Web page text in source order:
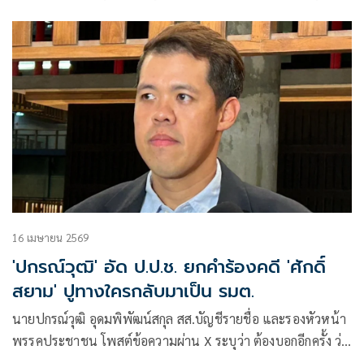
16 เมษายน 2569
'ปกรณ์วุฒิ' อัด ป.ป.ช. ยกคำร้องคดี 'ศักดิ์
สยาม' ปูทางใครกลับมาเป็น รมต.
นายปกรณ์วุฒิ อุดมพิพัฒน์สกุล สส.บัญชีรายชื่อ และรองหัวหน้า
พรรคประชาชน โพสต์ข้อความผ่าน X ระบุว่า ต้องบอกอีกครั้ง ว่า